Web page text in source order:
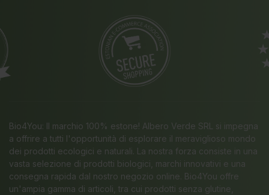
Bio4You: Il marchio 100% estone! Albero Verde SRL si impegna
a offrire a tutti l'opportunità di esplorare il meraviglioso mondo
dei prodotti ecologici e naturali. La nostra forza consiste in una
vasta selezione di prodotti biologici, marchi innovativi e una
consegna rapida dal nostro negozio online. Bio4You offre
un'ampia gamma di articoli, tra cui prodotti senza glutine,